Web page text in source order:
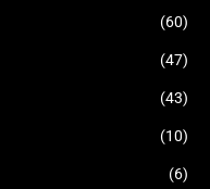
(60)
(47)
(43)
(10)
(6)